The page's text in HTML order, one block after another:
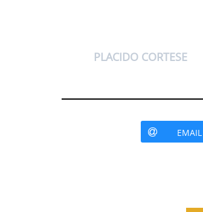
PLACIDO CORTESE
EMAIL